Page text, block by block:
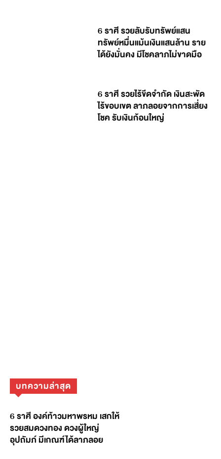
6 ราศี รวยลับรับทรัพย์แสน
ทรัพย์หมื่นแม้นเงินแสนล้าน ราย
ได้ยังมั่นคง มีโชคลาภไม่ขาดมือ
6 ราศี รวยไร้ขีดจำกัด เงินสะพัด
ไร้ขอบเขต ลาภลอยจากการเสี่ยง
โชค รับเงินก้อนใหญ่
บทความล่าสุด
6 ราศี องค์ท้าวมหาพรหม เสกให้
รวยสมดวงทอง ดวงผู้ใหญ่
อุปถัมภ์ มีเกณฑ์ได้ลาภลอย